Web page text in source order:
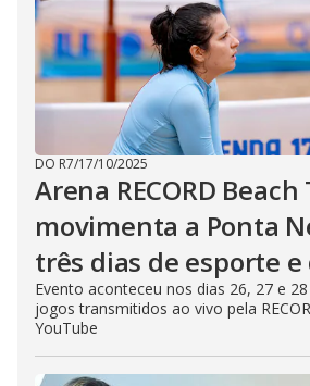
DO R7/17/10/2025
Arena RECORD
movimenta a Ponta
três dias de esporte
Evento aconteceu nos dias 26, 27 e
jogos transmitidos ao vivo pela
YouTube